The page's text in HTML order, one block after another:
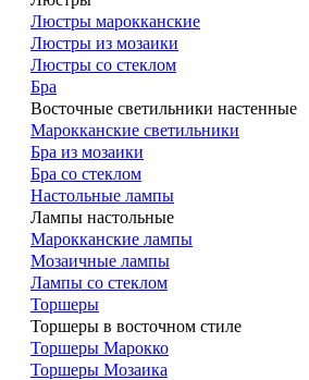
Люстры марокканские
Люстры из мозаики
Люстры со стеклом
Бра
Восточные светильники настенные
Марокканские светильники
Бра из мозаики
Бра со стеклом
Настольные лампы
Лампы настольные
Марокканские лампы
Мозаичные лампы
Лампы со стеклом
Торшеры
Торшеры в восточном стиле
Торшеры Марокко
Торшеры Мозаика